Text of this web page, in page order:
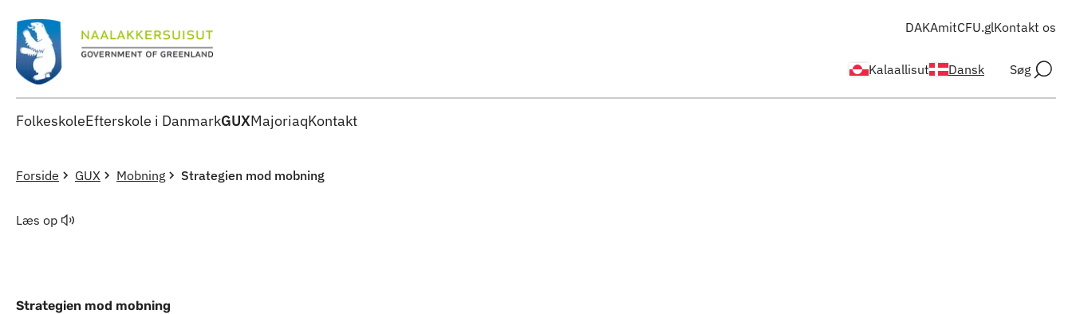
Kalaallisut Dansk Søg
DAKAmitCFU.glKontakt os
FolkeskoleEfterskole i DanmarkGUXMajoriaqKontakt
Forside GUX Mobning Strategien mod mobning
Læs op
Strategien mod mobning